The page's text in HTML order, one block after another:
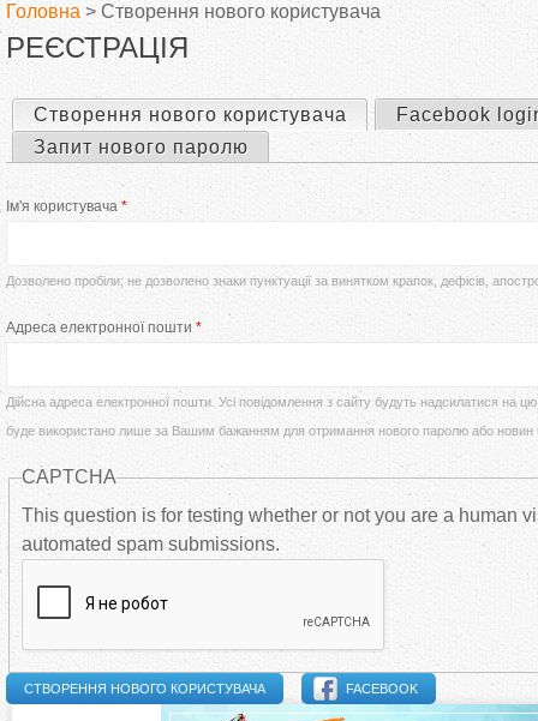
В
є
у
т
Головна > Створення нового користувача
РЕЄСТРАЦІЯ
е
в
н
н
і
в
Створення нового користувача (активна вкладка)
Facebook
Запит нового паролю
Ім'я користувача *
Дозволено пробіли; не дозволено знаки пунктуації за винятком крапок, дефісів,
Адреса електронної пошти *
Дійсна адреса електронної пошти. Усі повідомлення з сайту будуть надсилатися на
буде використано лише за Вашим бажанням для отримання нового паролю або
CAPTCHA
This question is for testing whether or not you are a human
automated spam submissions.
FACEBOOK